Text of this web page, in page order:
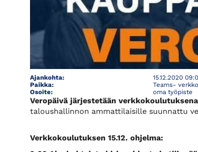
Ajankohta:
15.12.2020
Paikka:
Teams-
Osoite:
oma työpiste
Veropäivä järjestetään
taloushallinnon ammattilaisille suunnattu
Verkkokoulutuksen 15.12. ohjelma: